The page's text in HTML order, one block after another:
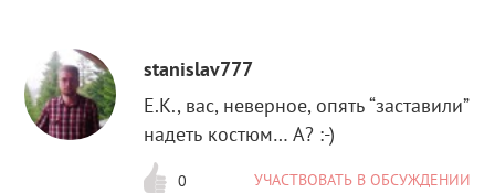
stanislav777
E.K., вас, неверное, опять “заставили”
надеть костюм… А? :-)
0 УЧАСТВОВАТЬ В ОБСУЖДЕНИИ